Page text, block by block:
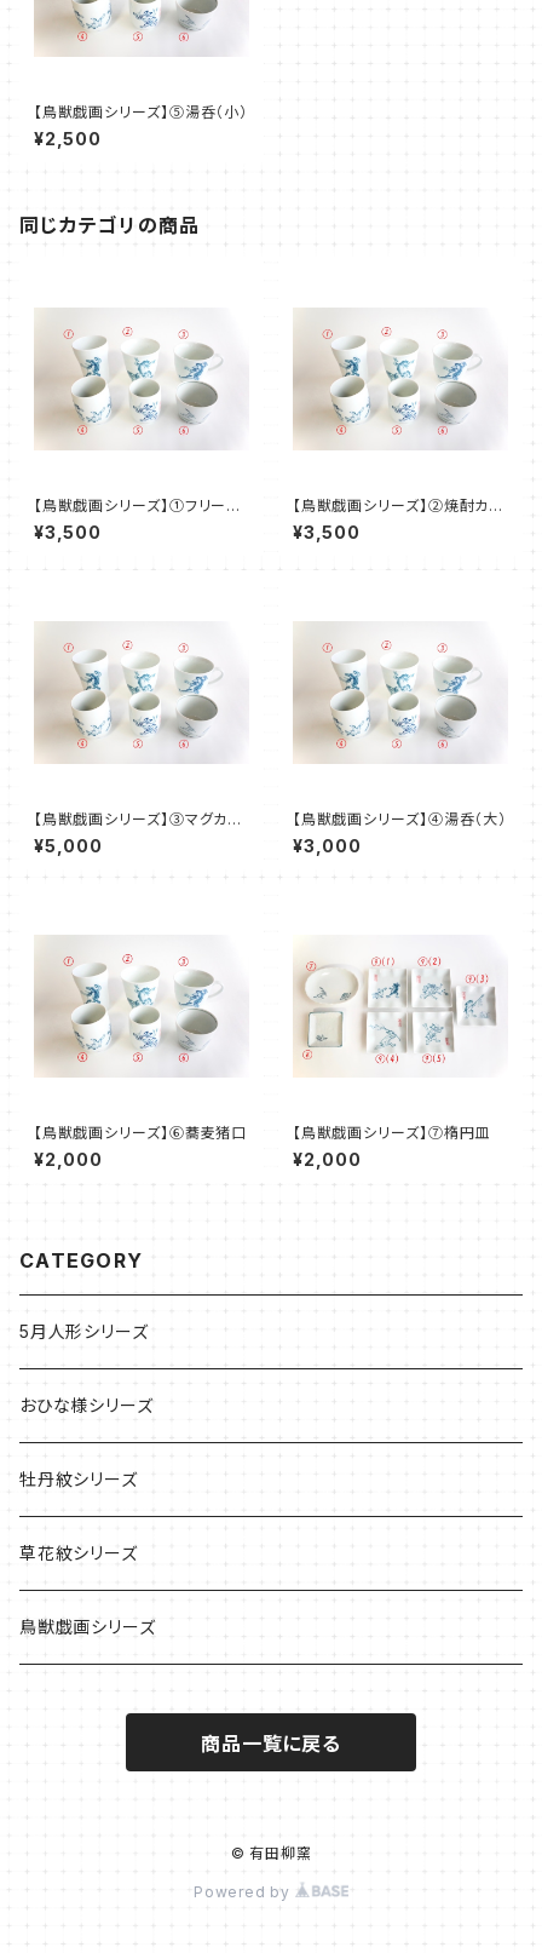
【鳥獣戯画シリーズ】⑤湯呑（小）
¥2,500
同じカテゴリの商品
【鳥獣戯画シリーズ】①フリーカ
ップ
¥3,500
【鳥獣戯画シリーズ】②焼酎カッ
プ
¥3,500
【鳥獣戯画シリーズ】③マグカッ
プ
¥5,000
【鳥獣戯画シリーズ】④湯呑（大）
¥3,000
【鳥獣戯画シリーズ】⑥蕎麦猪口
¥2,000
【鳥獣戯画シリーズ】⑦楕円皿
¥2,000
CATEGORY
5月人形シリーズ
おひな様シリーズ
牡丹紋シリーズ
草花紋シリーズ
鳥獣戯画シリーズ
商品一覧に戻る
© 有田柳窯
Powered by